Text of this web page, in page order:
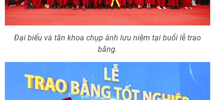
Đại biểu và tân khoa chụp ảnh lưu niệm tại buổi lễ trao
bằng.